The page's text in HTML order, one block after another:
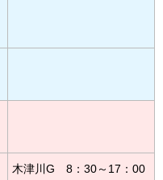
木津川G 8：30～17：00